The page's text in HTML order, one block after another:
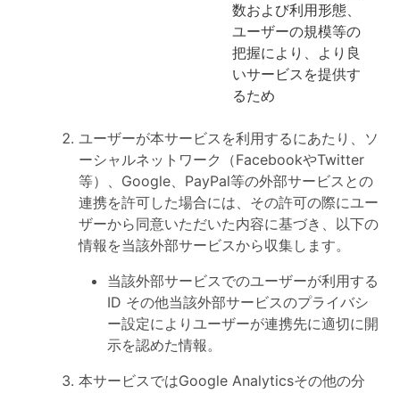
数および利用形態、
ユーザーの規模等の
把握により、より良
いサービスを提供す
るため
ユーザーが本サービスを利用するにあたり、ソ
ーシャルネットワーク（FacebookやTwitter
等）、Google、PayPal等の外部サービスとの
連携を許可した場合には、その許可の際にユー
ザーから同意いただいた内容に基づき、以下の
情報を当該外部サービスから収集します。
当該外部サービスでのユーザーが利用する
ID その他当該外部サービスのプライバシ
ー設定によりユーザーが連携先に適切に開
示を認めた情報。
本サービスではGoogle Analyticsその他の分